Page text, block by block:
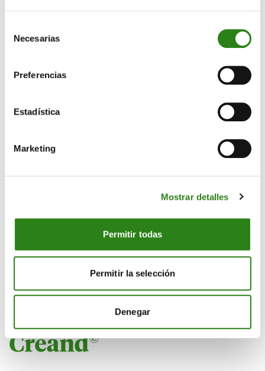
Necesarias
Preferencias
Estadística
Marketing
Mostrar detalles
Permitir todas
Permitir la selección
Denegar